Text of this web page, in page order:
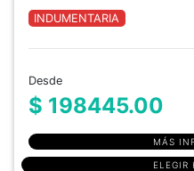
INDUMENTARIA
Desde
$ 198445.00
MÁS
ELEGIR